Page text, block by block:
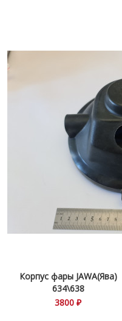
Корпус фары JAWA(Ява)
634\638
3800 ₽